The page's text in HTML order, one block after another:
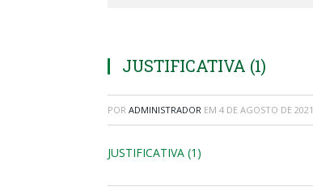
JUSTIFICATIVA (1)
POR ADMINISTRADOR EM 4 DE AGOSTO DE 2021
JUSTIFICATIVA (1)